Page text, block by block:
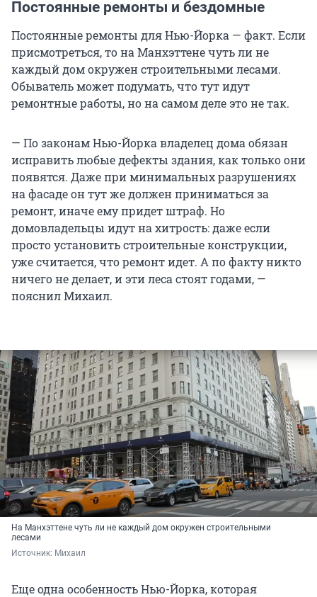
Постоянные ремонты и бездомные
Постоянные ремонты для Нью-Йорка — факт. Если
присмотреться, то на Манхэттене чуть ли не
каждый дом окружен строительными лесами.
Обыватель может подумать, что тут идут
ремонтные работы, но на самом деле это не так.
— По законам Нью-Йорка владелец дома обязан
исправить любые дефекты здания, как только они
появятся. Даже при минимальных разрушениях
на фасаде он тут же должен приниматься за
ремонт, иначе ему придет штраф. Но
домовладельцы идут на хитрость: даже если
просто установить строительные конструкции,
уже считается, что ремонт идет. А по факту никто
ничего не делает, и эти леса стоят годами, —
пояснил Михаил.
На Манхэттене чуть ли не каждый дом окружен строительными
лесами
Источник: Михаил
Еще одна особенность Нью-Йорка, которая